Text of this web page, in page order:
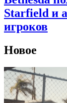
Starfield и
игроков
Новое